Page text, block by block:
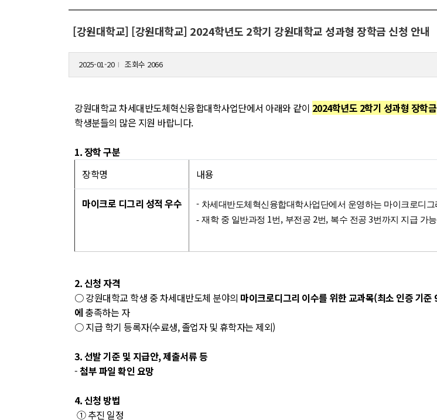
[강원대학교] [강원대학교] 2024학년도 2학기 강원대학교 성과형 장학금 신청 안내
2025-01-20 조회수 2066
강원대학교 차세대반도체혁신융합대학사업단에서 아래와 같이 2024학년도 2학기 성과형 장학금
학생분들의 많은 지원 바랍니다.
1. 장학 구분
장학명
내용
마이크로 디그리 성적 우수 - 차세대반도체혁신융합대학사업단에서 운영하는 마이크로디
- 재학 중 일반과정 1번 , 부전공 2번, 복수 전공 3번까지 지급 가능
2. 신청 자격
○ 강원대학교 학생 중 차세대반도체 분야의 마이크로디그리 이수를 위한 교과목(최소 인증 기
에 충족하는 자
○ 지급 학기 등록자(수료생, 졸업자 및 휴학자는 제외)
3. 선발 기준 및 지급안, 제출서류 등
-첨부 파일 확인 요망
4. 신청 방법
① 추진 일정